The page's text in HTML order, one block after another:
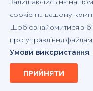
Про персональні
Політика щодо файлів
©QATestLab
Залишаючись на
cookie на вашому
Щоб ознайомитися з
про управління
Умови використання.
ПРИЙНЯТИ